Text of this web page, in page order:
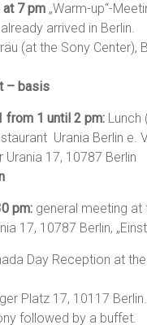
at 7 pm „Warm-up“-
arrived in Berlin.
(at the Sony Center),
– basis
from 1 until 2 pm: Lunch
Urania Berlin e.
Urania 17, 10787 Berlin
pm: general meeting at
17, 10787 Berlin,
Day Reception at
Platz 17, 10117 Berlin.
followed by a buffet.